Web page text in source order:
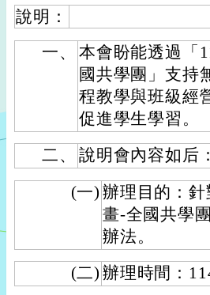
說明：
一、
本會盼能透過「
國共學團」支持
程教學與班級經
促進學生學習。
二、
說明會內容如后：
(一) 辦理目的：
畫-全國共學
辦法。
(二) 辦理時間：